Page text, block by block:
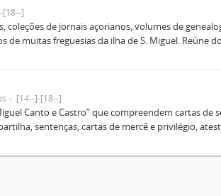
[18--]
coleções de jornais açorianos, volumes de
de muitas freguesias da ilha de S. Miguel. Reúne
[14--]-[18--]
Canto e Castro” que compreendem cartas
sentenças, cartas de mercê e privilégio,